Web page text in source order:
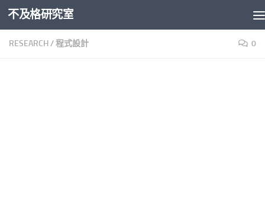
Skip to content
不及格研究室
RESEARCH/程式設計 0